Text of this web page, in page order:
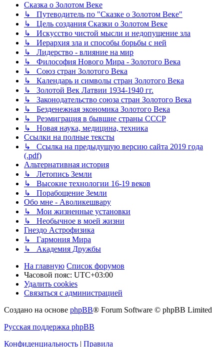
Сказка о Золотом Веке
↳ Путеводитель по "Сказке о Золотом Веке"
↳ Цель создания Сказки о Золотом Веке
↳ Искусство чистой мысли и недопущение зла
↳ Иерархия зла и способы борьбы с ней
↳ Лидерство - влияние на мир
↳ Философия Нового Мира - Золотого Века
↳ Cоюз стран Золотого Века
↳ Календарь и символы стран Золотого Века
↳ Золотой Век Латвии 1934-1940 гг.
↳ Законодательство союза стран Золотого Века
↳ Безденежная экономика Золотого Века
↳ Реэмиграция в бывшие страны СССР
↳ Новая наука, медицина, техника
Ссылки на полные тексты
↳ Ссылка на предыдущую версию сайта 2019 года
(.pdf)
Альтернативная история
↳ Летопись Земли
↳ Высокие технологии 16-19 веков
↳ Порабощение Земли
Обо мне - Аволикешвару
↳ Мои жизненные установки
↳ Необычное в моей жизни
Гнездо Астрофизика
↳ Гармония Мира
↳ Академия Дружбы
На главную Список форумов
Часовой пояс: UTC+03:00
Удалить cookies
Связаться с администрацией
Создано на основе phpBB® Forum Software © phpBB Limited
Русская поддержка phpBB
Конфиденциальность
Правила